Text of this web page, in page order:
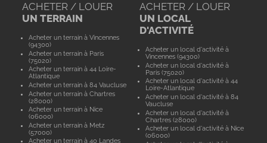
ACHETER / LOUER
UN TERRAIN
Acheter un terrain à Vincennes
(94300)
Acheter un terrain à Paris
(75020)
Acheter un terrain à 44 Loire-
Atlantique
Acheter un terrain à 84 Vaucluse
Acheter un terrain à Chartres
(28000)
Acheter un terrain à Nice
(06000)
Acheter un terrain à Metz
(57000)
Acheter un terrain à 40 Landes
ACHETER / LOUER
UN LOCAL
D'ACTIVITÉ
Acheter un local d'activité à
Vincennes (94300)
Acheter un local d'activité à
Paris (75020)
Acheter un local d'activité à 44
Loire-Atlantique
Acheter un local d'activité à 84
Vaucluse
Acheter un local d'activité à
Chartres (28000)
Acheter un local d'activité à Nice
(06000)